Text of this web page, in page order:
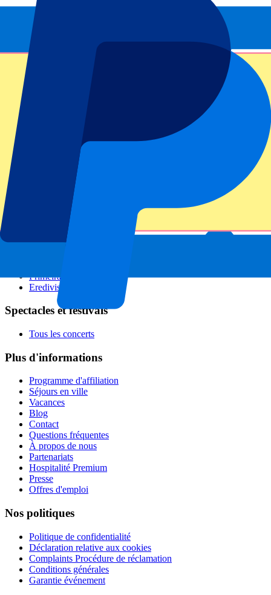
Événements populaires
GP Espagne
Tous les sports
Championnats de football
Ligue des Champions
Premier League
Serie A
Primeira Liga
Eredivisie
Spectacles et festivals
Tous les concerts
Plus d'informations
Programme d'affiliation
Séjours en ville
Vacances
Blog
Contact
Questions fréquentes
À propos de nous
Partenariats
Hospitalité Premium
Presse
Offres d'emploi
Nos politiques
Politique de confidentialité
Déclaration relative aux cookies
Complaints Procédure de réclamation
Conditions générales
Garantie événement